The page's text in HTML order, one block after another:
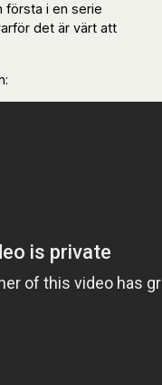
första i en serie
det är värt att